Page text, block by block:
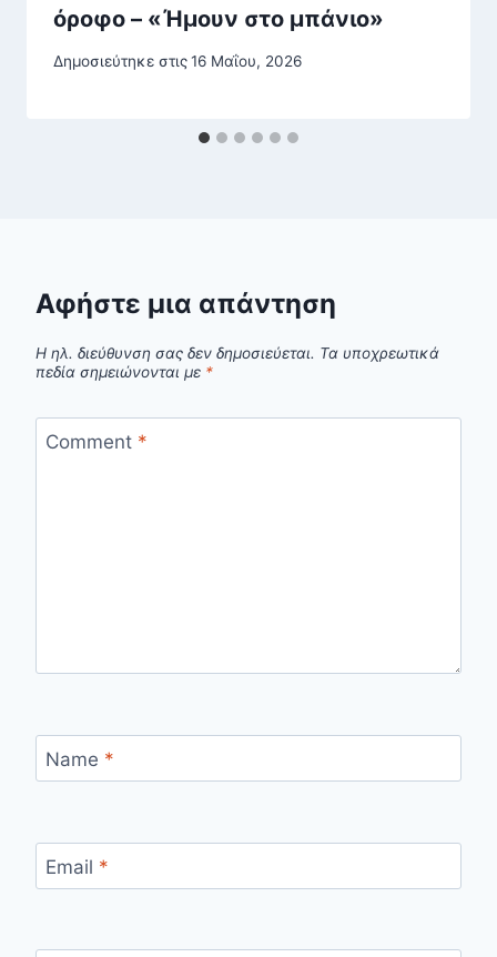
όροφο – «Ήμουν στο μπάνιο»
Δημοσιεύτηκε στις16 Μαΐου, 2026
Αφήστε μια απάντηση
Η ηλ. διεύθυνση σας δεν δημοσιεύεται. Τα υποχρεωτικά
πεδία σημειώνονται με *
Comment *
Name *
Email *